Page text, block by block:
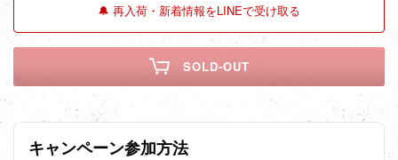
🔔 再入荷・新着情報をLINEで受け取る
SOLD-OUT
キャンペーン参加方法